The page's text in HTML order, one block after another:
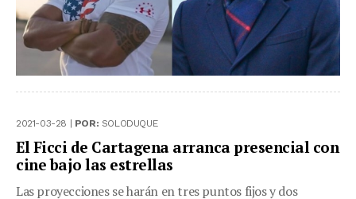
2021-03-28 | POR: SOLODUQUE
El Ficci de Cartagena arranca presencial con
cine bajo las estrellas
Las proyecciones se harán en tres puntos fijos y dos